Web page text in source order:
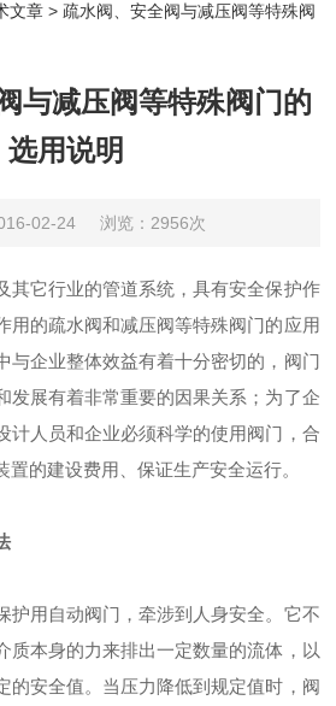
文章 >疏水阀、安全阀与减压阀等特殊阀
与减压阀等特殊阀门的
选用说明
02-24 浏览：2956次
它行业的管道系统，具有安全保护作
用的疏水阀和减压阀等特殊阀门的应用
与企业整体效益有着十分密切的，阀门
发展有着非常重要的因果关系；为了企
计人员和企业必须科学的使用阀门，合
的建设费用、保证生产安全运行。
用自动阀门，牵涉到人身安全。它不
质本身的力来排出一定数量的流体，以
的安全值。当压力降低到规定值时，阀